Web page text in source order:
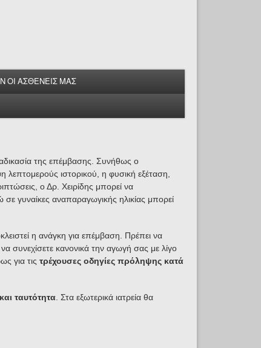
ΟΙ ΑΣΘΕΝΕΙΣ ΜΑΣ
της επέμβασης. Συνήθως ο
ιστορικού, η φυσική εξέταση,
ο Δρ. Χειρίδης μπορεί να
σε γυναίκες αναπαραγωγικής ηλικίας μπορεί
η ανάγκη για επέμβαση. Πρέπει να
συνεχίσετε κανονικά την αγωγή σας με λίγο
για τις τρέχουσες οδηγίες πρόληψης κατά
ταυτότητα. Στα εξωτερικά ιατρεία θα